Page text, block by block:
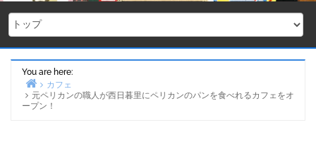
You are here:
Home
カフェ
元ペリカンの職人が西日暮里にペリカンのパンを食べれるカフェをオ
ープン！